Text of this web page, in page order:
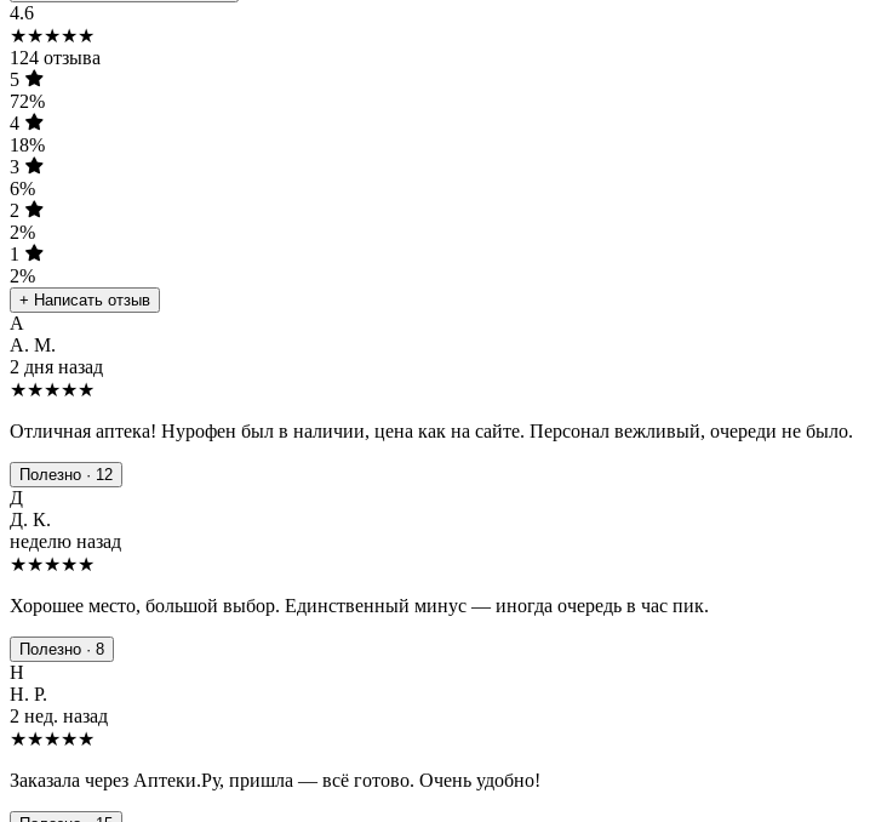
4.6
★★★★★
124 отзыва
5
72%
4
18%
3
6%
2
2%
1
2%
+ Написать отзыв
А
А. М.
2 дня назад
★★★★★
Отличная аптека! Нурофен был в наличии, цена как на сайте. Персонал вежливый, очереди не было.
Полезно · 12
Д
Д. К.
неделю назад
★★★★★
Хорошее место, большой выбор. Единственный минус — иногда очередь в час пик.
Полезно · 8
Н
Н. Р.
2 нед. назад
★★★★★
Заказала через Аптеки.Ру, пришла — всё готово. Очень удобно!